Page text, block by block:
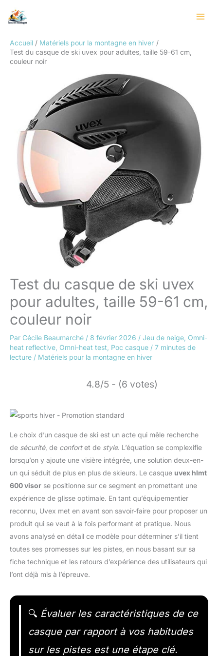
Accueil
Matériels pour la montagne en hiver
Test du casque de ski uvex pour adultes, taille 59-61 cm,
couleur noir
Test du casque de ski uvex
pour adultes, taille 59-61 cm,
couleur noir
Par Cécile Beaumarché / 8 février 2026 / Jeu de neige Omni-
heat reflective Omni-heat test Poc casque / 7 minutes de
lecture / Matériels pour la montagne en hiver
4.8/5 - (6 votes)
Le choix d’un casque de ski est un acte qui mêle recherche
de sécurité, de confortet de style. L’équation se complexifie
lorsqu’on y ajoute une visière intégrée, une solution deux-en-
un qui séduit de plus en plus de skieurs. Le casque uvex hlmt
600 visor se positionne sur ce segment en promettant une
expérience de glisse optimale. En tant qu’équipementier
reconnu, Uvex met en avant son savoir-faire pour proposer un
produit qui se veut à la fois performant et pratique. Nous
avons analysé en détail ce modèle pour déterminer s’il tient
toutes ses promesses sur les pistes, en nous basant sur sa
fiche technique et les retours d’expérience des utilisateurs qui
l’ont déjà mis à l’épreuve.
🔍 Évaluer les caractéristiques de ce
casque par rapport à vos habitudes
sur les pistes est une étape clé.